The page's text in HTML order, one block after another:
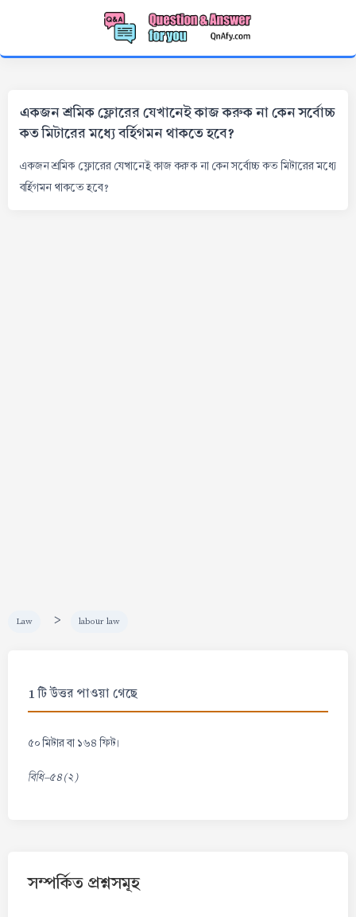
একজন শ্রমিক ফ্লোরের যেখানেই কাজ করুক না কেন সর্বোচ্চ
কত মিটারের মধ্যে বর্হিগমন থাকতে হবে?
একজন শ্রমিক ফ্লোরের যেখানেই কাজ করুক না কেন সর্বোচ্চ কত মিটারের মধ্যে
বর্হিগমন থাকতে হবে?
Law > labour law
1 টি উত্তর পাওয়া গেছে
৫০ মিটার বা ১৬৪ ফিট।
বিধি-৫৪(২)
সম্পর্কিত প্রশ্নসমূহ